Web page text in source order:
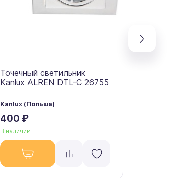
Точечный светильник
Kanlux ALREN DTL-C 26755
Kanlux (Польша)
400 ₽
В наличии